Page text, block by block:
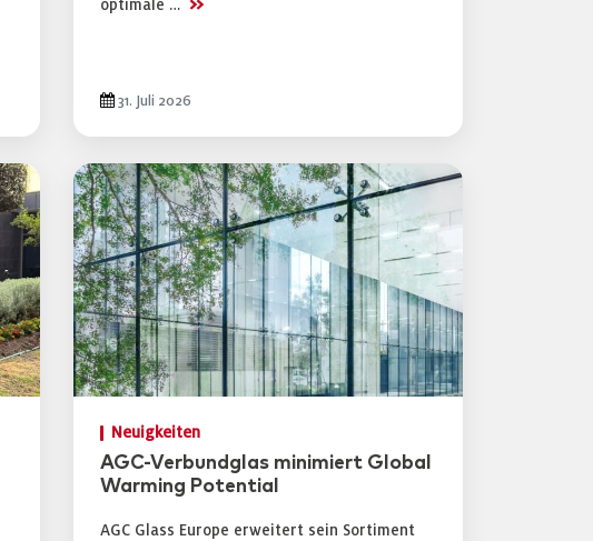
optimale … >>
31. Juli 2026
Neuigkeiten
AGC-Verbundglas minimiert Global
Warming Potential
AGC Glass Europe erweitert sein Sortiment